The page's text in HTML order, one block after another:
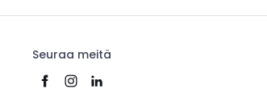
Seuraa meitä